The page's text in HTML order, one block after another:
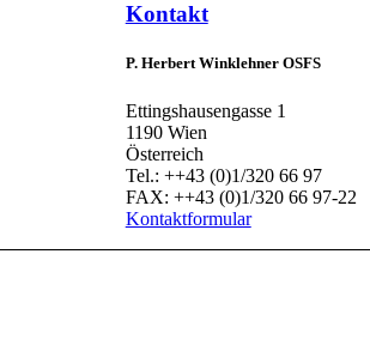
Kontakt
P. Herbert Winklehner OSFS
Ettingshausengasse 1
1190 Wien
Österreich
Tel.: ++43 (0)1/320 66 97
FAX: ++43 (0)1/320 66 97-22
Kontaktformular